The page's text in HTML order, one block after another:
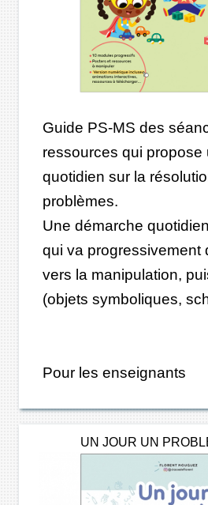
Guide PS-MS des
ressources qui propose
quotidien sur la
problèmes.
Une démarche
qui va progressivement
vers la manipulation,
(objets symboliques,
Pour les enseignants
UN JOUR UN